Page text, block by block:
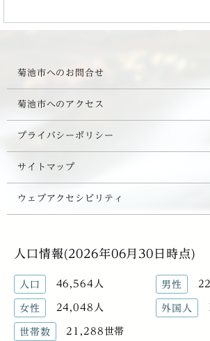
菊池市へのお問合せ
菊池市へのアクセス
プライバシーポリシー
サイトマップ
ウェブアクセシビリティ
人口情報(2026年06月30日時点)
人口 46,564人 男性
女性 24,048人 外国人
世帯数 21,288世帯